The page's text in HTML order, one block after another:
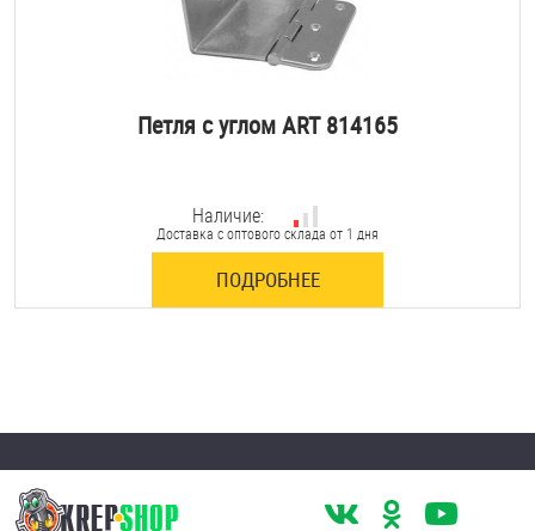
Петля с углом ART 814165
Наличие:
Доставка с оптового склада от 1 дня
ПОДРОБНЕЕ